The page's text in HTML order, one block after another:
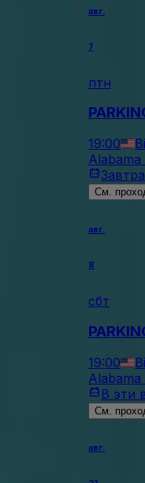
авг.
7
птн
19:00
Завтра
См.
авг.
8
сбт
19:00
В эти
См.
авг.